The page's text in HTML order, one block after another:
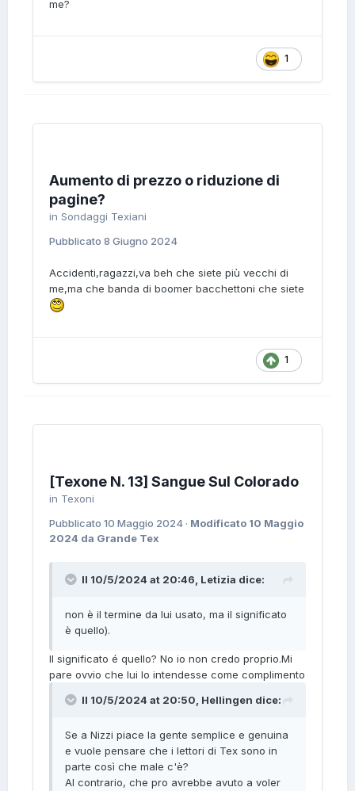
me?
1
Aumento di prezzo o riduzione di
pagine?
in Sondaggi Texiani
Pubblicato 8 Giugno 2024
Accidenti,ragazzi,va beh che siete più vecchi di
me,ma che banda di boomer bacchettoni che siete
1
[Texone N. 13] Sangue Sul Colorado
in Texoni
Pubblicato 10 Maggio 2024 · Modificato 10 Maggio
2024 da Grande Tex
Il 10/5/2024 at 20:46, Letizia dice:
non è il termine da lui usato, ma il significato
è quello).
Il significato é quello? No io non credo proprio.Mi
pare ovvio che lui lo intendesse come complimento
Il 10/5/2024 at 20:50, Hellingen dice:
Se a Nizzi piace la gente semplice e genuina
e vuole pensare che i lettori di Tex sono in
parte così che male c'è?
Al contrario, che pro avrebbe avuto a voler